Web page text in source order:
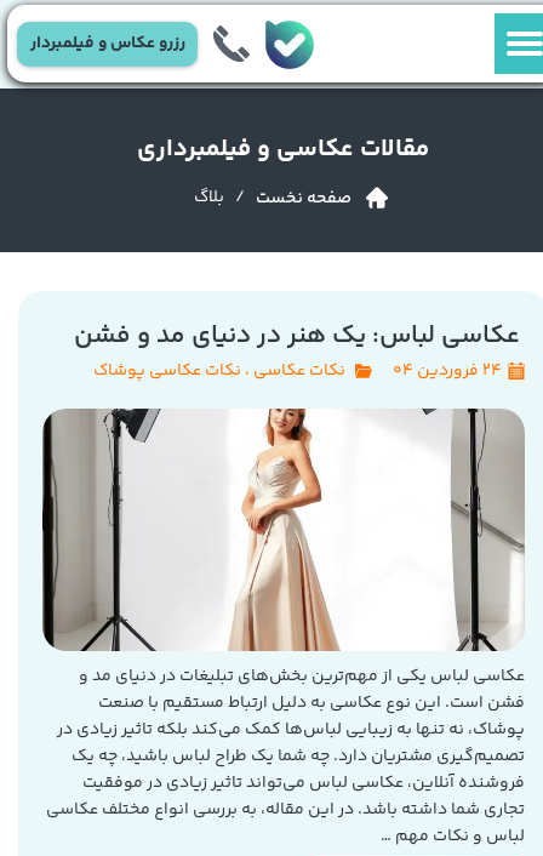
رزرو عکاس و فیلمبردار
مقالات عکاسی و فیلمبرداری
/ بلاگ صفحه نخست
عکاسی لباس: یک هنر در دنیای مد و فشن
۲۴ فروردین ۰۴ نکات عکاسی ، نکات عکاسی پوشاک
عکاسی لباس یکی از مهم‌ترین بخش‌های تبلیغات در دنیای مد و
فشن است. این نوع عکاسی به دلیل ارتباط مستقیم با صنعت
پوشاک، نه تنها به زیبایی لباس‌ها کمک می‌کند بلکه تاثیر زیادی در
تصمیم‌گیری مشتریان دارد. چه شما یک طراح لباس باشید، چه یک
فروشنده آنلاین، عکاسی لباس می‌تواند تاثیر زیادی در موفقیت
تجاری شما داشته باشد. در این مقاله، به بررسی انواع مختلف عکاسی
لباس و نکات مهم …